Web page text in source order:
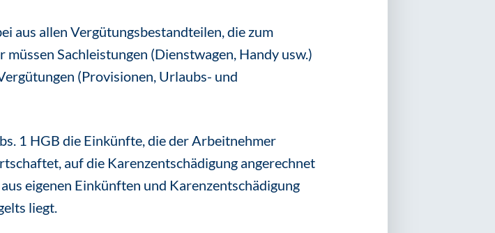
aus allen Vergütungsbestandteilen, die zum
Sachleistungen (Dienstwagen, Handy usw.)
(Provisionen, Urlaubs- und
1 HGB die Einkünfte, die der Arbeitnehmer
auf die Karenzentschädigung angerechnet
eigenen Einkünften und Karenzentschädigung
liegt.